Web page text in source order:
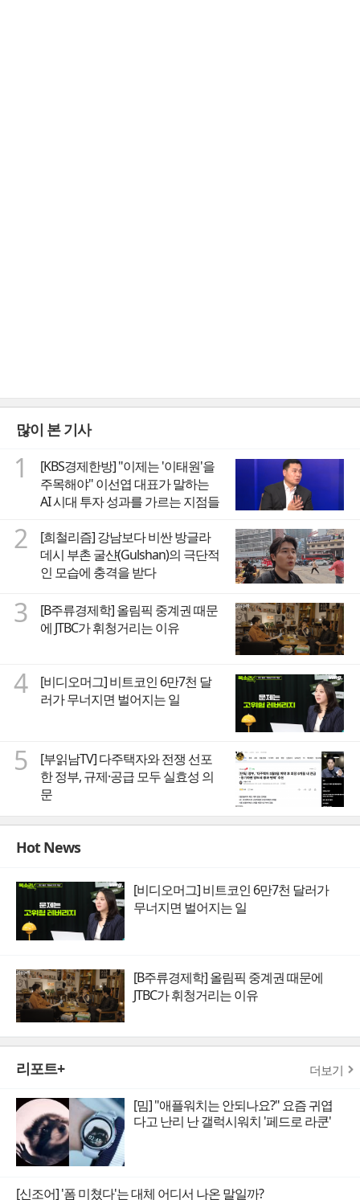
많이 본 기사
1
[KBS경제한방] "이제는 '이태원'을
주목해야" 이선엽 대표가 말하는
AI 시대 투자 성과를 가르는 지점들
2
[희철리즘] 강남보다 비싼 방글라
데시 부촌 굴샨(Gulshan)의 극단적
인 모습에 충격을 받다
3
[B주류경제학] 올림픽 중계권 때문
에 JTBC가 휘청거리는 이유
4
[비디오머그] 비트코인 6만7천 달
러가 무너지면 벌어지는 일
5
[부읽남TV] 다주택자와 전쟁 선포
한 정부, 규제·공급 모두 실효성 의
문
Hot News
[비디오머그] 비트코인 6만7천 달러가
무너지면 벌어지는 일
[B주류경제학] 올림픽 중계권 때문에
JTBC가 휘청거리는 이유
리포트+ 더보기
[밈] "애플워치는 안되나요?" 요즘 귀엽
다고 난리 난 갤럭시워치 '페드로 라쿤'
[신조어] '폼 미쳤다'는 대체 어디서 나온 말일까?